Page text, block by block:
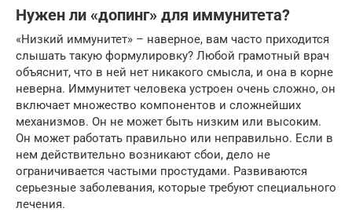
Нужен ли «допинг» для иммунитета?
«Низкий иммунитет» – наверное, вам часто приходится
слышать такую формулировку? Любой грамотный врач
объяснит, что в ней нет никакого смысла, и она в корне
неверна. Иммунитет человека устроен очень сложно, он
включает множество компонентов и сложнейших
механизмов. Он не может быть низким или высоким.
Он может работать правильно или неправильно. Если в
нем действительно возникают сбои, дело не
ограничивается частыми простудами. Развиваются
серьезные заболевания, которые требуют специального
лечения.